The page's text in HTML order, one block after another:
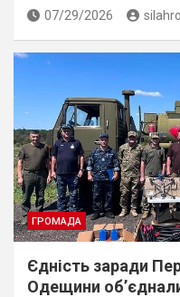
07/29/2026
ГРОМАДА
Єдність заради
Одещини